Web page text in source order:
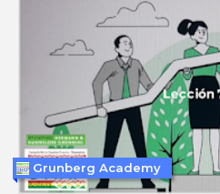
Grunberg Academy